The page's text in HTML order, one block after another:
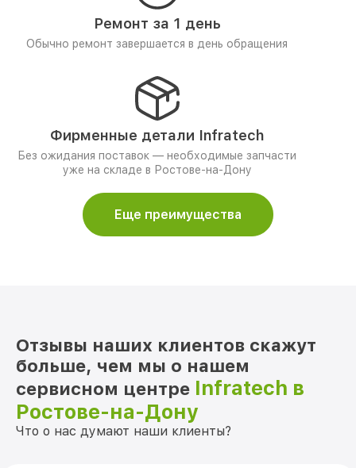
Ремонт за 1 день
Обычно ремонт завершается в день обращения
Фирменные детали Infratech
Без ожидания поставок — необходимые запчасти
уже на складе в Ростове-на-Дону
Еще преимущества
Отзывы наших клиентов скажут
больше, чем мы о нашем
сервисном центре Infratech в
Ростове-на-Дону
Что о нас думают наши клиенты?